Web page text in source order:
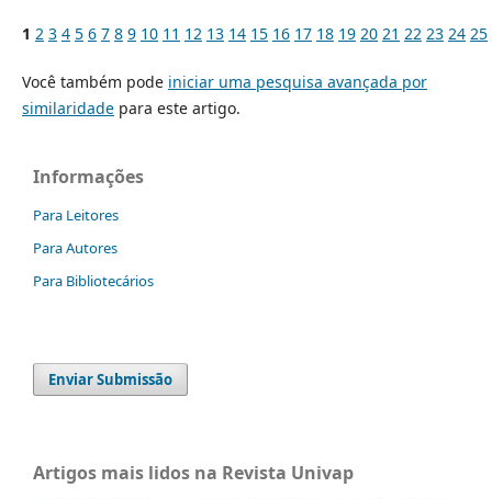
1 2 3 4 5 6 7 8 9 10 11 12 13 14 15 16 17 18 19 20 21 22 23 24 25
Você também pode iniciar uma pesquisa avançada por
similaridadepara este artigo.
Informações
Para Leitores
Para Autores
Para Bibliotecários
Enviar Submissão
Artigos mais lidos na Revista Univap